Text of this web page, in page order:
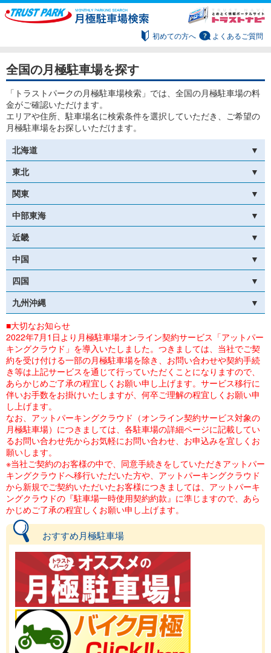
初めての方へ よくあるご質問
全国の月極駐車場を探す
「トラストパークの月極駐車場検索」では、全国の月極駐車場の料
金がご確認いただけます。
エリアや住所、駐車場名に検索条件を選択していただき、ご希望の
月極駐車場をお探しいただけます。
北海道
東北
関東
中部東海
近畿
中国
四国
九州沖縄
■大切なお知らせ
2022年7月1日より月極駐車場オンライン契約サービス「アットパー
キングクラウド」を導入いたしました。つきましては、当社でご契
約を受け付ける一部の月極駐車場を除き、お問い合わせや契約手続
き等は上記サービスを通じて行っていただくことになりますので、
あらかじめご了承の程宜しくお願い申し上げます。サービス移行に
伴いお手数をお掛けいたしますが、何卒ご理解の程宜しくお願い申
し上げます。
なお、アットパーキングクラウド（オンライン契約サービス対象の
月極駐車場）につきましては、各駐車場の詳細ページに記載してい
るお問い合わせ先からお気軽にお問い合わせ、お申込みを宜しくお
願いします。
※当社ご契約のお客様の中で、同意手続きをしていただきアットパー
キングクラウドへ移行いただいた方や、アットパーキングクラウド
から新規でご契約いただいたお客様につきましては、アットパーキ
ングクラウドの『駐車場一時使用契約約款』に準じますので、あら
かじめご了承の程宜しくお願い申し上げます。
おすすめ月極駐車場